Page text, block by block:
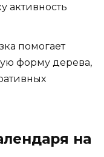
активность
помогает
форму дерева,
на